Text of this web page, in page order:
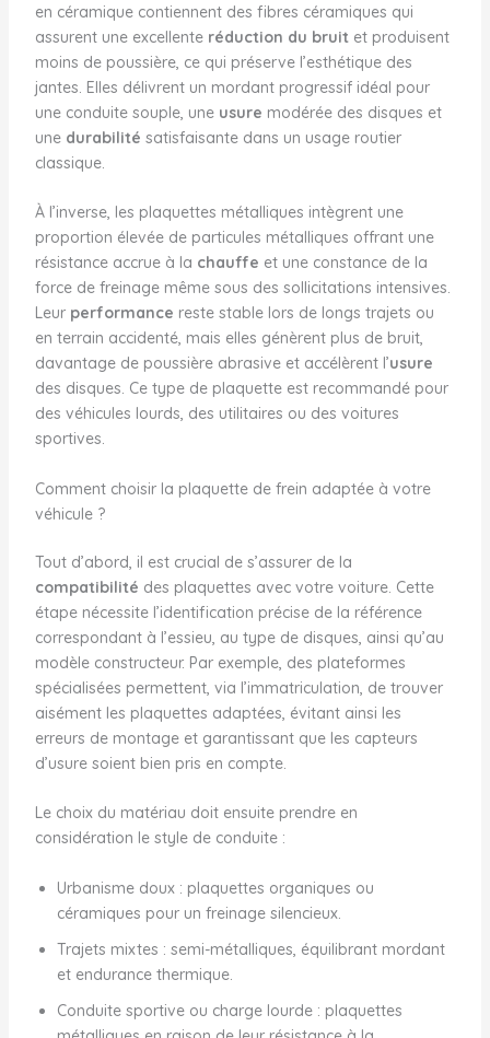
en céramique contiennent des fibres céramiques qui
assurent une excellente réduction du bruitet produisent
moins de poussière, ce qui préserve l’esthétique des
jantes. Elles délivrent un mordant progressif idéal pour
une conduite souple, une usure modérée des disques et
une durabilité satisfaisante dans un usage routier
classique.
À l’inverse, les plaquettes métalliques intègrent une
proportion élevée de particules métalliques offrant une
résistance accrue à la chauffe et une constance de la
force de freinage même sous des sollicitations intensives.
Leur performance reste stable lors de longs trajets ou
en terrain accidenté, mais elles génèrent plus de bruit,
davantage de poussière abrasive et accélèrent l’usure
des disques. Ce type de plaquette est recommandé pour
des véhicules lourds, des utilitaires ou des voitures
sportives.
Comment choisir la plaquette de frein adaptée à votre
véhicule ?
Tout d’abord, il est crucial de s’assurer de la
compatibilité des plaquettes avec votre voiture. Cette
étape nécessite l’identification précise de la référence
correspondant à l’essieu, au type de disques, ainsi qu’au
modèle constructeur. Par exemple, des plateformes
spécialisées permettent, via l’immatriculation, de trouver
aisément les plaquettes adaptées, évitant ainsi les
erreurs de montage et garantissant que les capteurs
d’usure soient bien pris en compte.
Le choix du matériau doit ensuite prendre en
considération le style de conduite :
Urbanisme doux : plaquettes organiques ou
céramiques pour un freinage silencieux.
Trajets mixtes : semi-métalliques, équilibrant mordant
et endurance thermique.
Conduite sportive ou charge lourde : plaquettes